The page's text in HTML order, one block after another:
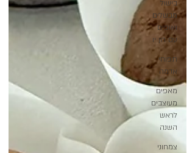
בישול
מבשלים
ואופים
עם רון יו
תפוחי
אדמה
מאפים
מעוצבים
לראש
השנה
צמחוני